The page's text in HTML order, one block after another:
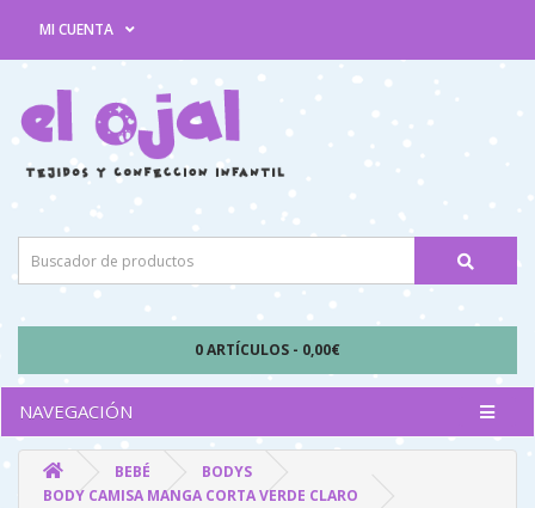
MI CUENTA
0 ARTÍCULOS - 0,00€
NAVEGACIÓN
BEBÉ
BODYS
BODY CAMISA MANGA CORTA VERDE CLARO